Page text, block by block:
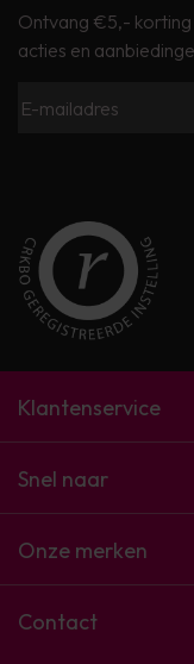
Ontvang €5,-
acties en
Klantenservice
Snel naar
Onze merken
Contact